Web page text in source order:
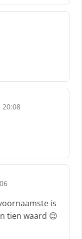
20:08
is
tien waard 😉